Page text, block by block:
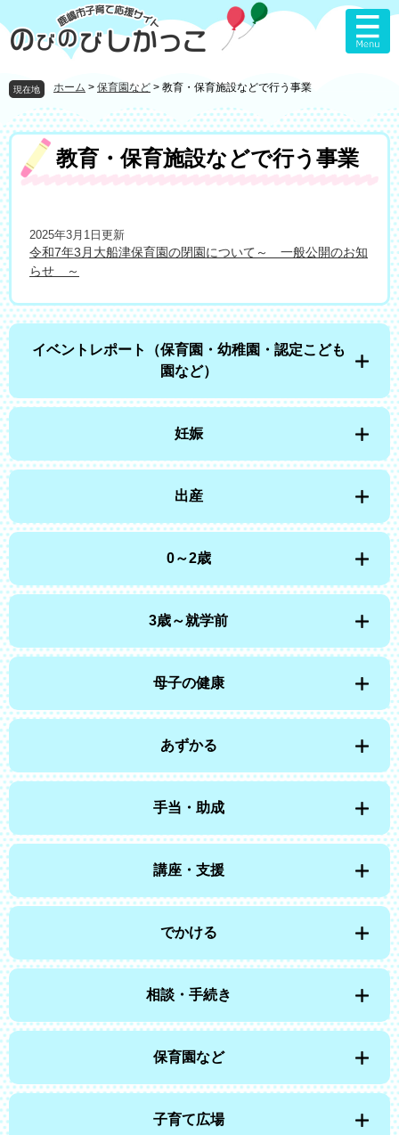
ー
ジ
先
頭
す
。
ニ
ュ
を
飛
し
て
本
文
へ
現在地 ホーム > 保育園など > 教育・保育施設などで行う事業
本
文
教育・保育施設などで行う事業
2025年3月1日更新
令和7年3月大船津保育園の閉園について～ 一般公開のお知
らせ ～
イベントレポート（保育園・幼稚園・認定こども
園など）
妊娠
出産
0～2歳
3歳～就学前
母子の健康
あずかる
手当・助成
講座・支援
でかける
相談・手続き
保育園など
子育て広場